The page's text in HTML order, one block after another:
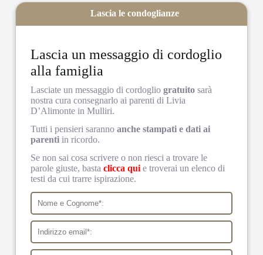
Lascia un messaggio di cordoglio
alla famiglia
Lasciate un messaggio di cordogliogratuito sarà
nostra cura consegnarlo ai parenti di Livia
D’Alimonte in Mulliri.
Tutti i pensieri sarannoanche stampati e dati ai
parenti in ricordo.
Se non sai cosa scrivere o non riesci a trovare le
parole giuste, bastaclicca qui e troverai un elenco di
testi da cui trarre ispirazione.
Lascia le condoglianze